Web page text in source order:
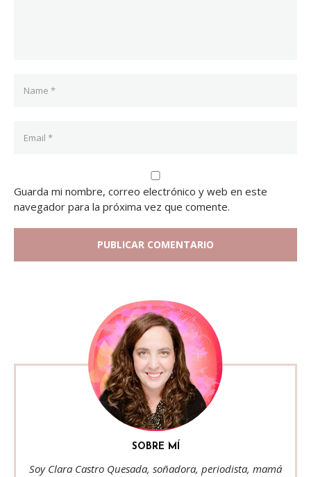
Guarda mi nombre, correo electrónico y web en este
navegador para la próxima vez que comente.
SOBRE MÍ
Soy Clara Castro Quesada, soñadora, periodista, mamá